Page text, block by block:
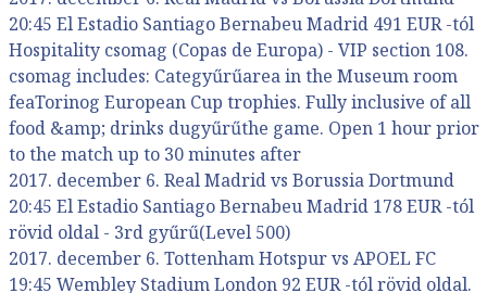
20:45 El Estadio Santiago Bernabeu Madrid 491 EUR -tól
Hospitality csomag (Copas de Europa) - VIP section 108.
csomag includes: Categyűrűarea in the Museum room
feaTorinog European Cup trophies. Fully inclusive of all
food &amp; drinks dugyűrűthe game. Open 1 hour prior
to the match up to 30 minutes after
2017. december 6. Real Madrid vs Borussia Dortmund
20:45 El Estadio Santiago Bernabeu Madrid 178 EUR -tól
rövid oldal - 3rd gyűrű(Level 500)
2017. december 6. Tottenham Hotspur vs APOEL FC
19:45 Wembley Stadium London 92 EUR -tól rövid oldal.